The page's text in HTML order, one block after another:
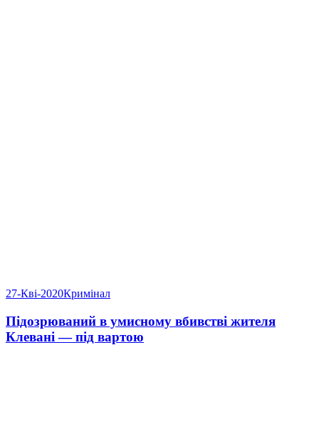
27-Кві-2020Кримінал
Підозрюваний в умисному вбивстві жителя
Клевані — під вартою